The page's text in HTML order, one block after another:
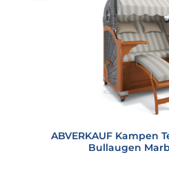
ABVERKAUF Kampen
Bullaugen